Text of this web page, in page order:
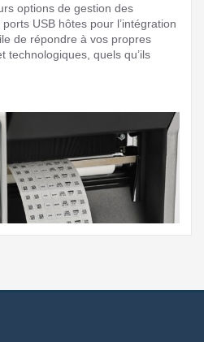
options de gestion des
USB hôtes pour l’intégration
de répondre à vos propres
technologiques, quels qu’ils